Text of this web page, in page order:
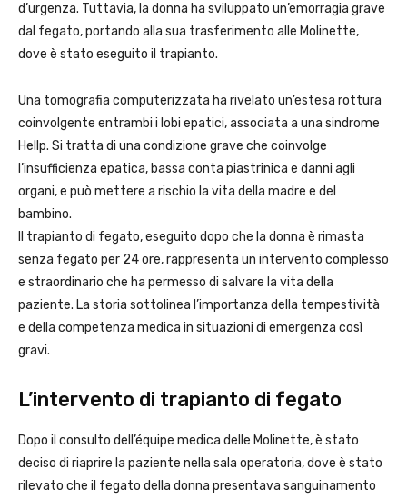
d’urgenza. Tuttavia, la donna ha sviluppato un’emorragia grave
dal fegato, portando alla sua trasferimento alle Molinette,
dove è stato eseguito il trapianto.
Una tomografia computerizzata ha rivelato un’estesa rottura
coinvolgente entrambi i lobi epatici, associata a una sindrome
Hellp. Si tratta di una condizione grave che coinvolge
l’insufficienza epatica, bassa conta piastrinica e danni agli
organi, e può mettere a rischio la vita della madre e del
bambino.
Il trapianto di fegato, eseguito dopo che la donna è rimasta
senza fegato per 24 ore, rappresenta un intervento complesso
e straordinario che ha permesso di salvare la vita della
paziente. La storia sottolinea l’importanza della tempestività
e della competenza medica in situazioni di emergenza così
gravi.
L’intervento di trapianto di fegato
Dopo il consulto dell’équipe medica delle Molinette, è stato
deciso di riaprire la paziente nella sala operatoria, dove è stato
rilevato che il fegato della donna presentava sanguinamento